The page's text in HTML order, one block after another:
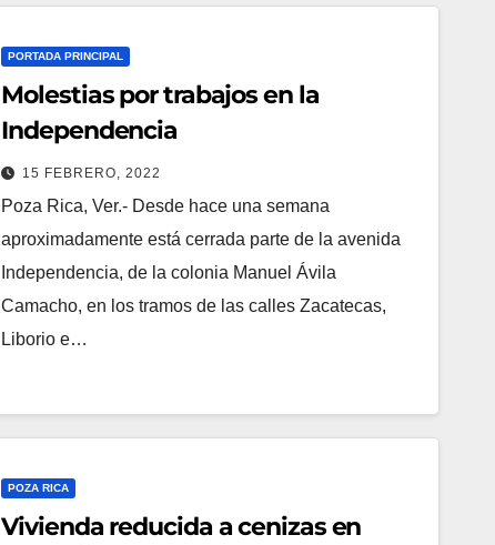
PORTADA PRINCIPAL
Molestias por trabajos en la
Independencia
15 FEBRERO, 2022
Poza Rica, Ver.- Desde hace una semana
aproximadamente está cerrada parte de la avenida
Independencia, de la colonia Manuel Ávila
Camacho, en los tramos de las calles Zacatecas,
Liborio e…
POZA RICA
Vivienda reducida a cenizas en